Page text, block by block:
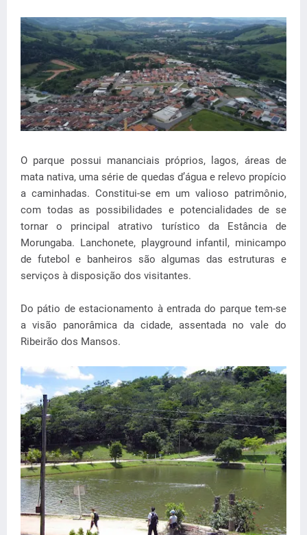
O parque possui mananciais próprios, lagos, áreas de
mata nativa, uma série de quedas d’água e relevo propício
a caminhadas. Constitui-se em um valioso patrimônio,
com todas as possibilidades e potencialidades de se
tornar o principal atrativo turístico da Estância de
Morungaba. Lanchonete, playground infantil, minicampo
de futebol e banheiros são algumas das estruturas e
serviços à disposição dos visitantes.
Do pátio de estacionamento à entrada do parque tem-se
a visão panorâmica da cidade, assentada no vale do
Ribeirão dos Mansos.